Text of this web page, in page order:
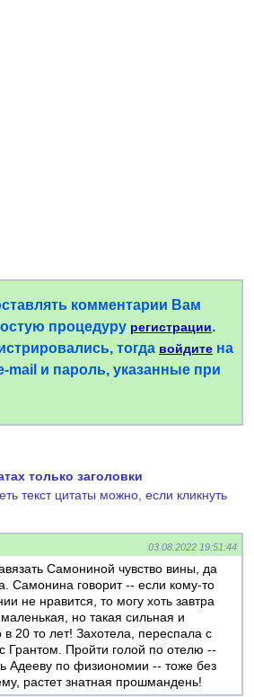
комментарии Вам
процедуру регистрации.
тогда войдите на
mail и пароль, указанные при
только заголовки
текст цитаты можно, если кликнуть
03.08.2022 19:51:44
Самониной чувство вины, да
Самонина говорит -- если кому-то
не нравится, то могу хоть завтра
но такая сильная и
20 то лет! Захотела, переспала с
Грантом. Пройти голой по отелю --
Адееву по физиономии -- тоже без
растет знатная прошмандень!